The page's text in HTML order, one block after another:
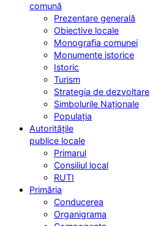
comună
Prezentare generală
Obiective locale
Monografia comunei
Monumente istorice
Istoric
Turism
Strategia de dezvoltare
Simbolurile Naționale
Populația
Autoritățile
publice locale
Primarul
Consiliul local
RUTI
Primăria
Conducerea
Organigrama